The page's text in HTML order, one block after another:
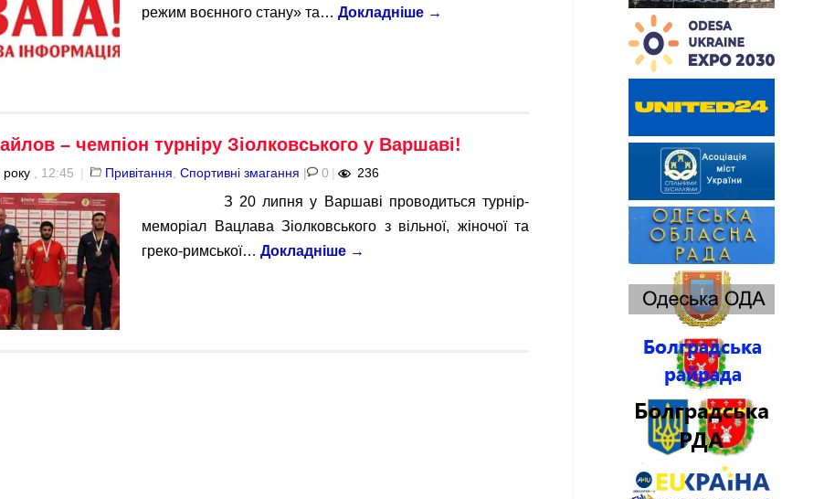
режим воєнного стану» та… Докладніше →
– чемпіон турніру Зіолковського у Варшаві!
, 12:45 | Привітання Спортивні змагання | 0 | 236
З 20 липня у Варшаві проводиться турнір-
меморіал Вацлава Зіолковського з вільної, жіночої та
греко-римської… Докладніше →